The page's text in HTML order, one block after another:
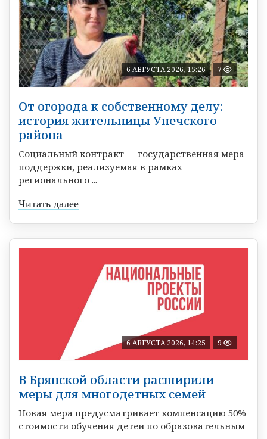
6 АВГУСТА 2026, 15:26 7
От огорода к собственному делу:
история жительницы Унечского
района
Социальный контракт — государственная мера
поддержки, реализуемая в рамках
регионального ...
Читать далее
6 АВГУСТА 2026, 14:25 9
В Брянской области расширили
меры для многодетных семей
Новая мера предусматривает компенсацию 50%
стоимости обучения детей по образовательным